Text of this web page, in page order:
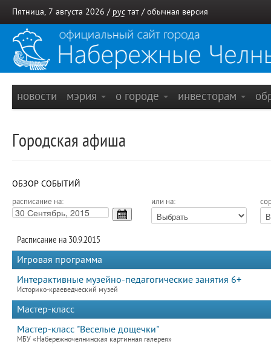
Пятница, 7 августа 2026 / рус тат / обычная версия
новости мэрия о городе инвесторам
Городская афиша
ОБЗОР СОБЫТИЙ
расписание на: или на:
Расписание на 30.9.2015
Игровая программа
Интерактивные музейно-педагогические занятия 6+
Историко-краеведческий музей
Мастер-класс
Мастер-класс "Веселые дощечки"
МБУ «Набережночелнинская картинная галерея»